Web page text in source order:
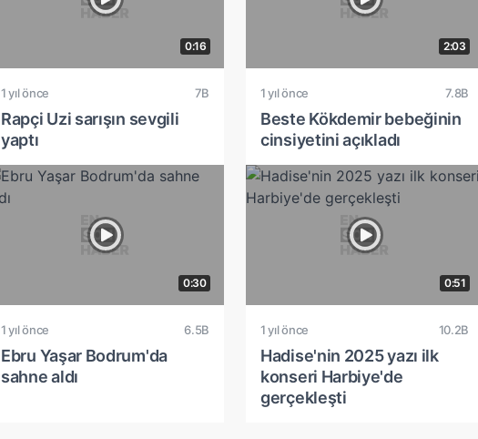
0:16
1 yıl önce 7B
Rapçi Uzi sarışın sevgili
yaptı
2:03
1 yıl önce 7.8B
Beste Kökdemir bebeğinin
cinsiyetini açıkladı
0:30
1 yıl önce 6.5B
Ebru Yaşar Bodrum'da
sahne aldı
0:51
1 yıl önce 10.2B
Hadise'nin 2025 yazı ilk
konseri Harbiye'de
gerçekleşti